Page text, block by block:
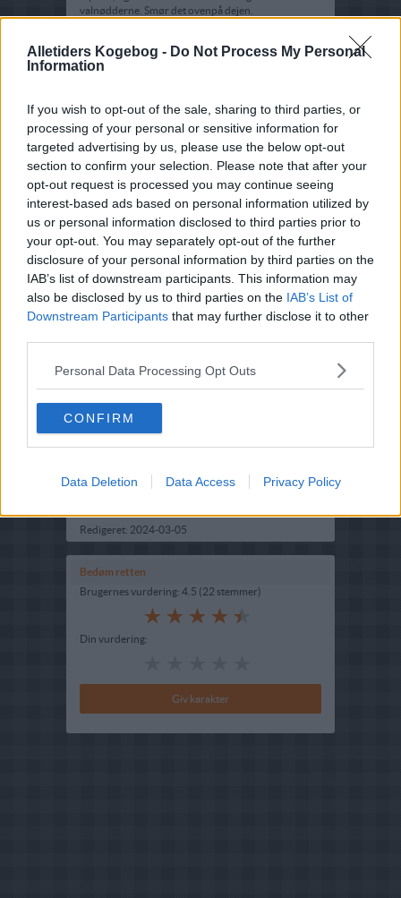
Alletiders Kogebog - Do Not Process My Personal
Information
If you wish to opt-out of the sale, sharing to third parties, or
processing of your personal or sensitive information for
targeted advertising by us, please use the below opt-out
section to confirm your selection. Please note that after your
opt-out request is processed you may continue seeing
interest-based ads based on personal information utilized by
us or personal information disclosed to third parties prior to
your opt-out. You may separately opt-out of the further
disclosure of your personal information by third parties on the
IAB’s list of downstream participants. This information may
also be disclosed by us to third parties on the IAB’s List of
Downstream Participants that may further disclose it to other
Personal Data Processing Opt Outs
CONFIRM
Data Deletion Data Access Privacy Policy
valnødderne. Smør det ovenpå dejen.
og utildækket.
Opskriftsinfo
Hovedingrediens :
Redigeret: 2024-03-05
Bedøm retten
Brugernes vurdering: 4.5 (22 stemmer)
Din vurdering: